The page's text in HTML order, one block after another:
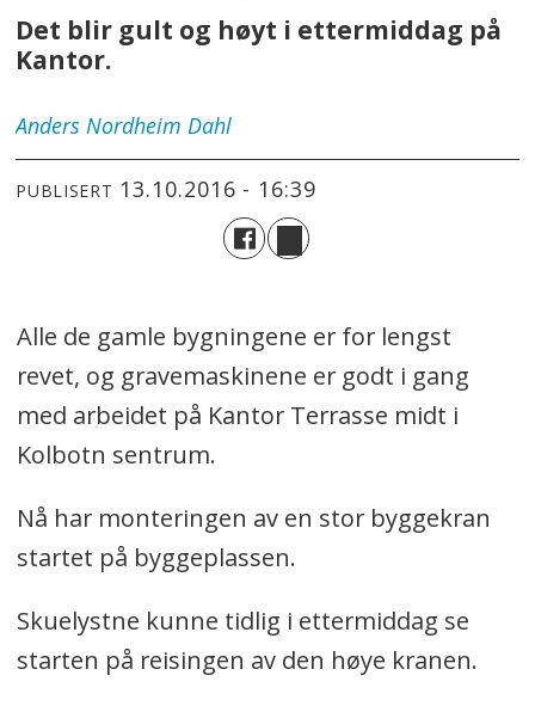
Det blir gult og høyt i ettermiddag på
Kantor.
Anders Nordheim Dahl
PUBLISERT 13.10.2016 - 16:39
Alle de gamle bygningene er for lengst
revet, og gravemaskinene er godt i gang
med arbeidet på Kantor Terrasse midt i
Kolbotn sentrum.
Nå har monteringen av en stor byggekran
startet på byggeplassen.
Skuelystne kunne tidlig i ettermiddag se
starten på reisingen av den høye kranen.